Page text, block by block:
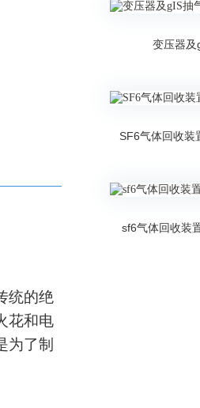
统的绝
花和电
为了制
变压器及
SF6气体回收装
sf6气体回收装